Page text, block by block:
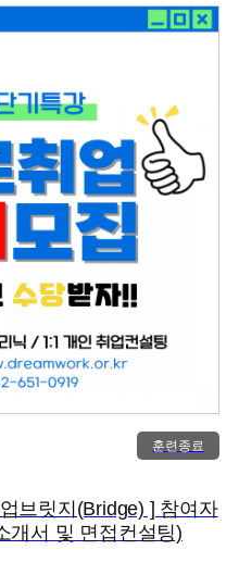
훈련종료
브릿지(Bridge) ] 참여자
개서 및 면접컨설팅)